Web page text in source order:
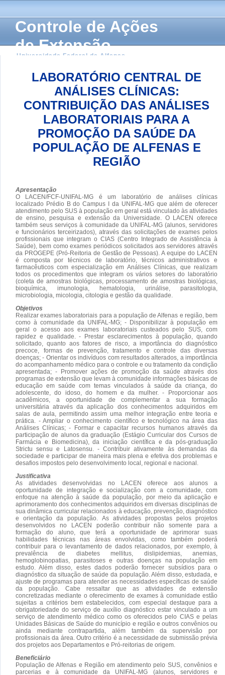
Controle de Ações
de Extensão
Universidade Federal de Alfenas
LABORATÓRIO CENTRAL DE
ANÁLISES CLÍNICAS:
CONTRIBUIÇÃO DAS ANÁLISES
LABORATORIAIS PARA A
PROMOÇÃO DA SAÚDE DA
POPULAÇÃO DE ALFENAS E
REGIÃO
Apresentação
O LACEN/FCF-UNIFAL-MG é um laboratório de análises clínicas
localizado Prédio B do Campus I da UNIFAL-MG que além de oferecer
atendimento pelo SUS à população em geral está vinculado às atividades
de ensino, pesquisa e extensão da Universidade. O LACEN oferece
também seus serviços à comunidade da UNIFAL-MG (alunos, servidores
e funcionários terceirizados), através das solicitações de exames pelos
profissionais que integram o CIAS (Centro Integrado de Assistência à
Saúde), bem como exames periódicos solicitados aos servidores através
da PROGEPE (Pró-Reitoria de Gestão de Pessoas). A equipe do LACEN
é composta por técnicos de laboratório, técnicos administrativos e
farmacêuticos com especialização em Análises Clínicas, que realizam
todos os procedimentos que integram os vários setores do laboratório
(coleta de amostras biológicas, processamento de amostras biológicas,
bioquímica, imunologia, hematologia, urinálise, parasitologia,
microbiologia, micologia, citologia e gestão da qualidade.
Objetivos
Realizar exames laboratoriais para a população de Alfenas e região, bem
como à comunidade da UNIFAL-MG; - Disponibilizar à população em
geral o acesso aos exames laboratoriais custeados pelo SUS, com
rapidez e qualidade. - Prestar esclarecimentos à população, quando
solicitado, quanto aos fatores de risco, a importância do diagnóstico
precoce, formas de prevenção, tratamento e controle das diversas
doenças; - Orientar os indivíduos com resultados alterados, a importância
do acompanhamento médico para o controle e ou tratamento da condição
apresentada; - Promover ações de promoção da saúde através dos
programas de extensão que levam à comunidade informações básicas de
educação em saúde com temas vinculados à saúde da criança, do
adolescente, do idoso, do homem e da mulher. - Proporcionar aos
acadêmicos, a oportunidade de complementar a sua formação
universitária através da aplicação dos conhecimentos adquiridos em
salas de aula, permitindo assim uma melhor integração entre teoria e
prática. - Ampliar o conhecimento científico e tecnológico na área das
Análises Clínicas; - Formar e capacitar recursos humanos através da
participação de alunos da graduação (Estágio Curricular dos Cursos de
Farmácia e Biomedicina), da iniciação científica e da pós-graduação
Strictu sensu e Latosensu. - Contribuir ativamente às demandas da
sociedade e participar de maneira mais plena e efetiva dos problemas e
desafios impostos pelo desenvolvimento local, regional e nacional.
Justificativa
As atividades desenvolvidas no LACEN oferece aos alunos a
oportunidade de integração e socialização com a comunidade, com
enfoque na atenção à saúde da população, por meio da aplicação e
aprimoramento dos conhecimentos adquiridos em diversas disciplinas de
sua dinâmica curricular relacionados à educação, prevenção, diagnóstico
e orientação da população. As atividades propostas pelos projetos
desenvolvidos no LACEN poderão contribuir não somente para a
formação do aluno, que terá a oportunidade de aprimorar suas
habilidades técnicas nas áreas envolvidas, como também poderá
contribuir para o levantamento de dados relacionados, por exemplo, à
prevalência de diabetes mellitus, dislipidemias, anemias,
hemoglobinopatias, parasitoses e outras doenças na população em
estudo. Além disso, estes dados poderão fornecer subsídios para o
diagnóstico da situação de saúde da população. Além disso, estudada, e
ajuste de programas para atender as necessidades específicas de saúde
da população. Cabe ressaltar que as atividades de extensão
concretizadas mediante o oferecimento de exames à comunidade estão
sujeitas a critérios bem estabelecidos, com especial destaque para a
obrigatoriedade do serviço de auxílio diagnóstico estar vinculado a um
serviço de atendimento médico como os oferecidos pelo CIAS e pelas
Unidades Básicas de Saúde do município e região e outros convênios ou
ainda mediante contrapartida, além também da supervisão por
profissionais da área. Outro critério é a necessidade de submissão prévia
dos projetos aos Departamentos e Pró-reitorias de origem.
Beneficiário
População de Alfenas e Região em atendimento pelo SUS, convênios e
parcerias e à comunidade da UNIFAL-MG (alunos, servidores e